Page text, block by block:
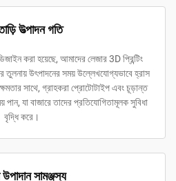
উত্পাদন গতি
করা হয়েছে, আমাদের লেজার 3D প্রিন্টিং
তুলনায় উৎপাদনের সময় উল্লেখযোগ্যভাবে হ্রাস
সাথে, গ্রাহকরা প্রোটোটাইপ এবং চূড়ান্ত
যা বাজারে তাদের প্রতিযোগিতামূলক সুবিধা
বৃদ্ধি করে।
সামঞ্জস্য